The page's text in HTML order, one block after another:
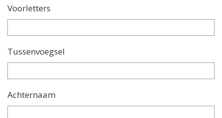
Voorletters
Tussenvoegsel
Achternaam